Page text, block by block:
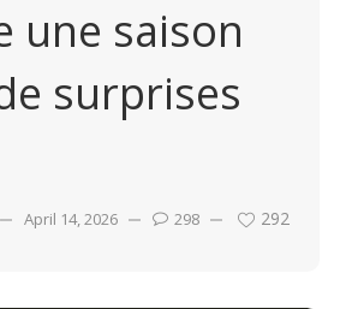
une saison
surprises
April 14, 2026 298 292